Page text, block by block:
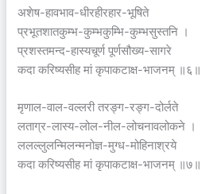
अशेष-हावभाव-धीरहीरहार-भूषिते
प्रभूतशातकुम्भ-कुम्भकुम्भि-कुम्भसुस्तनि ।
प्रशस्तमन्द-हास्यचूर्ण पूर्णसौख्य-सागरे
कदा करिष्यसीह मां कृपाकटाक्ष-भाजनम् ॥६॥
मृणाल-वाल-वल्लरी तरङ्ग-रङ्ग-दोर्लते
लताग्र-लास्य-लोल-नील-लोचनावलोकने ।
ललल्लुलन्मिलन्मनोज्ञ-मुग्ध-मोहिनाश्रये
कदा करिष्यसीह मां कृपाकटाक्ष-भाजनम् ॥७॥